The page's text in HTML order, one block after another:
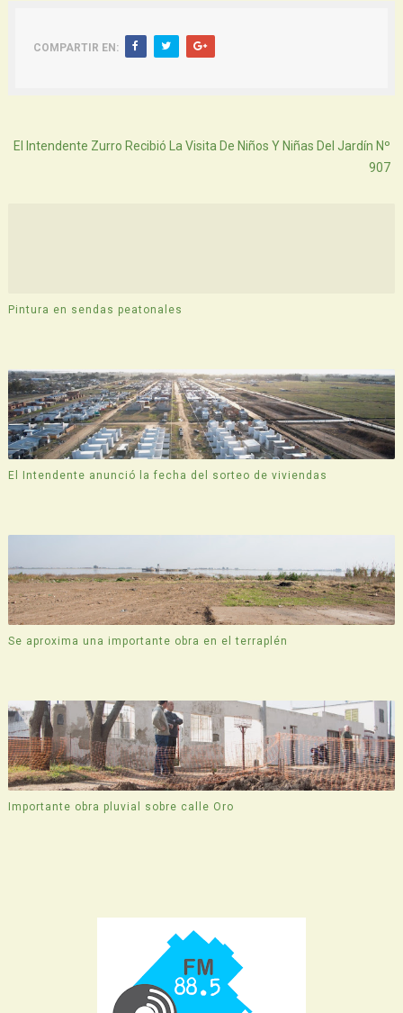
COMPARTIR EN:
El Intendente Zurro Recibió La Visita De Niños Y Niñas Del Jardín Nº
907
Pintura en sendas peatonales
El Intendente anunció la fecha del sorteo de viviendas
Se aproxima una importante obra en el terraplén
Importante obra pluvial sobre calle Oro